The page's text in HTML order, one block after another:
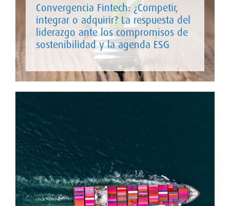
Convergencia Fintech: ¿Competir,
integrar o adquirir? La respuesta del
liderazgo ante los compromisos de
sostenibilidad y la agenda ESG